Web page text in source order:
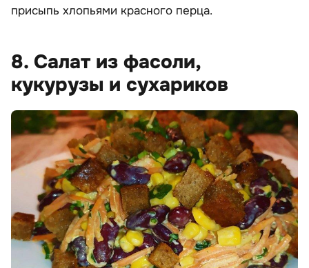
присыпь хлопьями красного перца.
8. Салат из фасоли,
кукурузы и сухариков